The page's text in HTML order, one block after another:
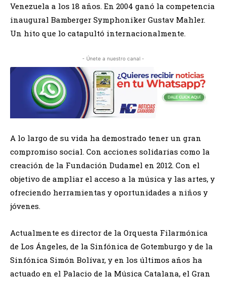
Venezuela a los 18 años. En 2004 ganó la competencia
inaugural Bamberger Symphoniker Gustav Mahler.
Un hito que lo catapultó internacionalmente.
- Únete a nuestro canal -
A lo largo de su vida ha demostrado tener un gran
compromiso social. Con acciones solidarias como la
creación de la Fundación Dudamel en 2012. Con el
objetivo de ampliar el acceso a la música y las artes, y
ofreciendo herramientas y oportunidades a niños y
jóvenes.
Actualmente es director de la Orquesta Filarmónica
de Los Ángeles, de la Sinfónica de Gotemburgo y de la
Sinfónica Simón Bolívar, y en los últimos años ha
actuado en el Palacio de la Música Catalana, el Gran